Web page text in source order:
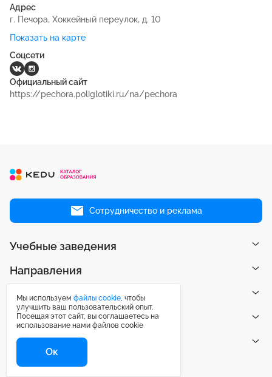
Адрес
г. Печора, Хоккейный переулок, д. 10
Показать на карте
Соцсети
Официальный сайт
https://pechora.poliglotiki.ru/na/pechora
Сотрудничество и реклама
Учебные заведения
Направления
Рейтинги
Публикации
Центр поддержки
Мы используем файлы cookie, чтобы
улучшить ваш пользовательский опыт.
Посещая этот сайт, вы соглашаетесь на
использование нами файлов cookie
Ок